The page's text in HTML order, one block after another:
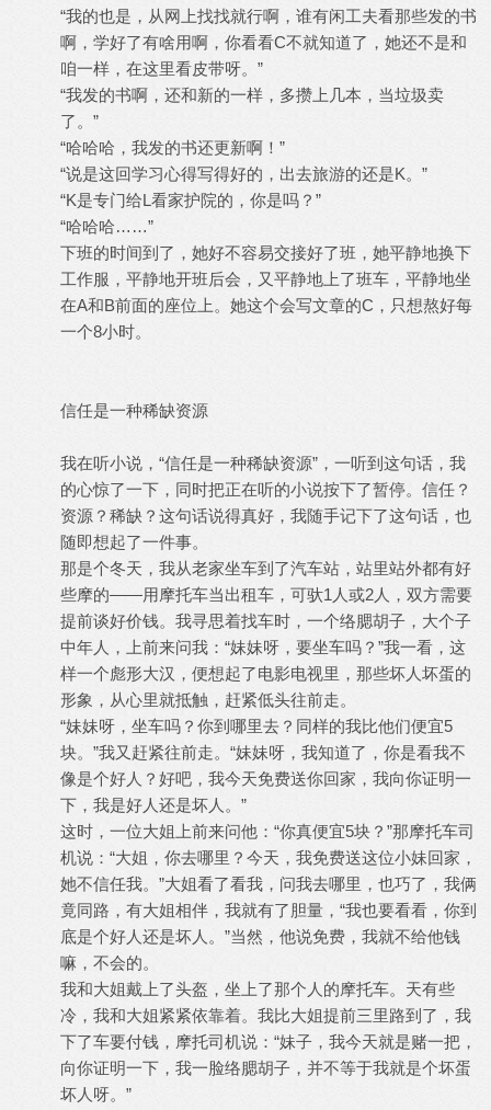
“我的也是，从网上找找就行啊，谁有闲工夫看那些发的书
啊，学好了有啥用啊，你看看C不就知道了，她还不是和
咱一样，在这里看皮带呀。”
“我发的书啊，还和新的一样，多攒上几本，当垃圾卖
了。”
“哈哈哈，我发的书还更新啊！”
“说是这回学习心得写得好的，出去旅游的还是K。”
“K是专门给L看家护院的，你是吗？”
“哈哈哈……”
下班的时间到了，她好不容易交接好了班，她平静地换下
工作服，平静地开班后会，又平静地上了班车，平静地坐
在A和B前面的座位上。她这个会写文章的C，只想熬好每
一个8小时。
信任是一种稀缺资源
我在听小说，“信任是一种稀缺资源”，一听到这句话，我
的心惊了一下，同时把正在听的小说按下了暂停。信任？
资源？稀缺？这句话说得真好，我随手记下了这句话，也
随即想起了一件事。
那是个冬天，我从老家坐车到了汽车站，站里站外都有好
些摩的——用摩托车当出租车，可驮1人或2人，双方需要
提前谈好价钱。我寻思着找车时，一个络腮胡子，大个子
中年人，上前来问我：“妹妹呀，要坐车吗？”我一看，这
样一个彪形大汉，便想起了电影电视里，那些坏人坏蛋的
形象，从心里就抵触，赶紧低头往前走。
“妹妹呀，坐车吗？你到哪里去？同样的我比他们便宜5
块。”我又赶紧往前走。“妹妹呀，我知道了，你是看我不
像是个好人？好吧，我今天免费送你回家，我向你证明一
下，我是好人还是坏人。”
这时，一位大姐上前来问他：“你真便宜5块？”那摩托车司
机说：“大姐，你去哪里？今天，我免费送这位小妹回家，
她不信任我。”大姐看了看我，问我去哪里，也巧了，我俩
竟同路，有大姐相伴，我就有了胆量，“我也要看看，你到
底是个好人还是坏人。”当然，他说免费，我就不给他钱
嘛，不会的。
我和大姐戴上了头盔，坐上了那个人的摩托车。天有些
冷，我和大姐紧紧依靠着。我比大姐提前三里路到了，我
下了车要付钱，摩托司机说：“妹子，我今天就是赌一把，
向你证明一下，我一脸络腮胡子，并不等于我就是个坏蛋
坏人呀。”